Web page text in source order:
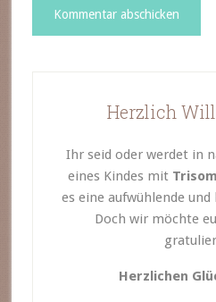
Herzlich
Ihr seid oder werdet in
eines Kindes mit
es eine aufwühlende
Doch wir möchte
Herzlichen